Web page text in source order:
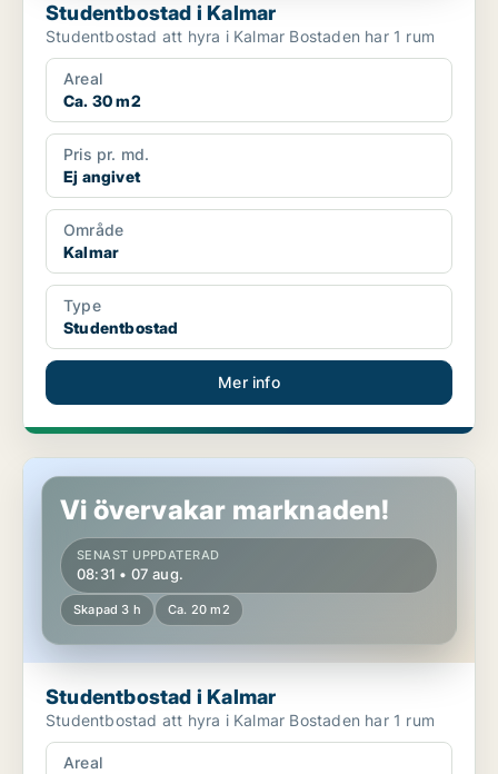
Studentbostad i Kalmar
Studentbostad att hyra i Kalmar Bostaden har 1 rum
Areal
Ca. 30 m2
Pris pr. md.
Ej angivet
Område
Kalmar
Type
Studentbostad
Mer info
Studentbostad i Kalmar
Vi övervakar marknaden!
SENAST UPPDATERAD
08:31 • 07 aug.
Skapad 3 h Ca. 20 m2
Studentbostad i Kalmar
Studentbostad att hyra i Kalmar Bostaden har 1 rum
Areal